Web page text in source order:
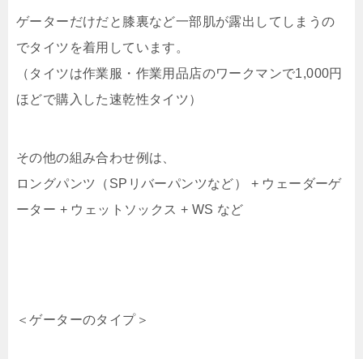
ゲーターだけだと膝裏など一部肌が露出してしまうの
でタイツを着用しています。
（タイツは作業服・作業用品店のワークマンで1,000円
ほどで購入した速乾性タイツ）
その他の組み合わせ例は、
ロングパンツ（SPリバーパンツなど） + ウェーダーゲ
ーター + ウェットソックス + WS など
＜ゲーターのタイプ＞